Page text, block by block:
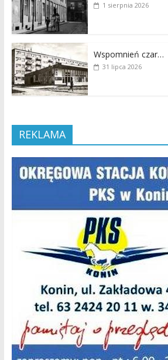
1 sierpnia 2026
Wspomnień czar…
31 lipca 2026
REKLAMA